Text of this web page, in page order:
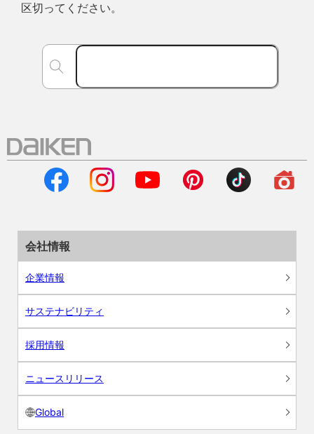
区切ってください。
会社情報
企業情報
サステナビリティ
採用情報
ニュースリリース
Global